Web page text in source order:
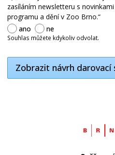
zasíláním newsletteru s
programu a dění v Zoo Brno.“
ano
ne
Souhlas můžete kdykoliv odvolat.
Zobrazit návrh darovací